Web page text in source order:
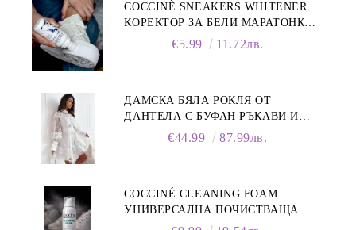
COCCINÈ SNEAKERS WHITENER
КОРЕКТОР ЗА БЕЛИ МАРАТОНКИ,
€5.99 11.72лв.
ДАМСКА БЯЛА РОКЛЯ ОТ
ДАНТЕЛА С БУФАН РЪКАВИ И
€44.99 87.99лв.
COCCINÉ CLEANING FOAM
УНИВЕРСАЛНА ПОЧИСТВАЩА
ПЯНА ЗА ОБУВКИ, 150 МЛ